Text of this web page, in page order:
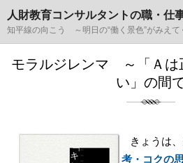
人財教育コンサルタントの職・仕
知平線の向こう ～明日の“働く景色”がみえ
モラルジレンマ ～「Ａは
い」の間
きょうは
考・コクの思